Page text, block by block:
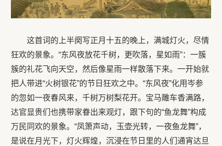
这首词的上半阕写正月十五的晚上，满城灯火，尽情
狂欢的景象。“东风夜放花千树，更吹落，星如雨”：一簇
簇的礼花飞向天空，然后像星雨一样散落下来。一开始就
把人带进“火树银花”的节日狂欢之中。“东风夜”化用岑参
的忽如一夜春风来，千树万树梨花开。宝马雕车香满路，
达官显贵们也携带家眷出来观灯，跟下句的“鱼龙舞”构成
万民同欢的景象。“凤箫声动，玉壶光转，一夜鱼龙舞”，
是说在月光下，灯火辉煌，沉浸在节日里的人们通宵达旦